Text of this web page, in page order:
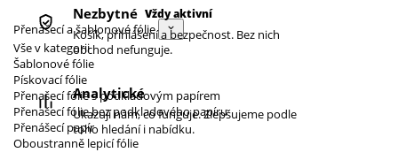
Přenášecí a šablonové fólie
Vše v kategorii
Šablonové fólie
Pískovací fólie
Přenašecí fólie s podkladovým papírem
Přenašecí fólie bez podkladového papíru
Přenášecí papír
Oboustranně lepicí fólie
Nezbytné Vždy aktivní
Košík, přihlášení a bezpečnost. Bez nich
obchod nefunguje.
Analytické
Ukazují nám, co funguje. Zlepšujeme podle
toho hledání i nabídku.